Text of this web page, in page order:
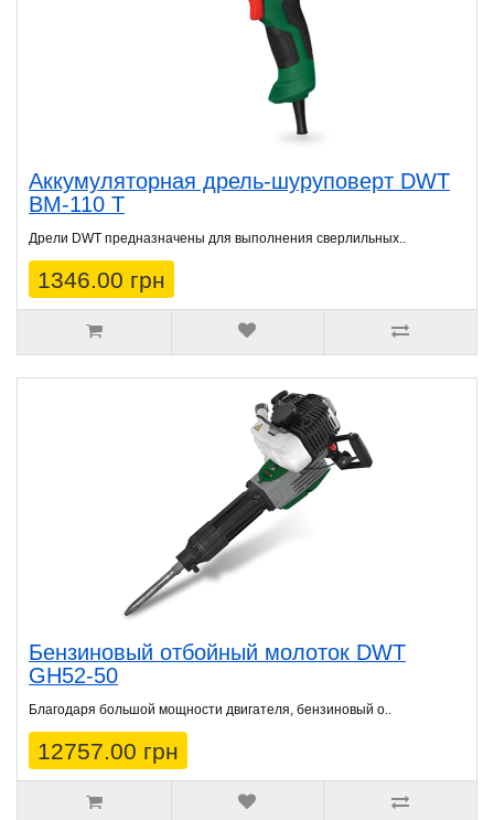
Аккумуляторная дрель-шуруповерт DWT
BM-110 T
Дрели DWT предназначены для выполнения сверлильных..
1346.00 грн
Бензиновый отбойный молоток DWT
GH52-50
Благодаря большой мощности двигателя, бензиновый о..
12757.00 грн